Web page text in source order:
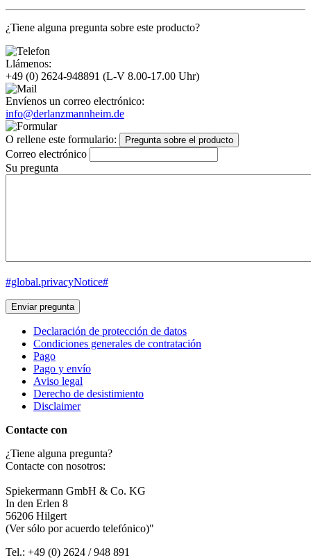
¿Tiene alguna pregunta sobre este producto?
Llámenos:
+49 (0) 2624-948891 (L-V 8.00-17.00 Uhr)
Envíenos un correo electrónico:
info@derlanzmannheim.de
O rellene este formulario: Pregunta sobre el producto
Correo electrónico
Su pregunta
#global.privacyNotice#
Enviar pregunta
Declaración de protección de datos
Condiciones generales de contratación
Pago
Pago y envío
Aviso legal
Derecho de desistimiento
Disclaimer
Contacte con
¿Tiene alguna pregunta?
Contacte con nosotros:
Spiekermann GmbH & Co. KG
In den Erlen 8
56206 Hilgert
(Ver sólo por acuerdo telefónico)"
Tel.: +49 (0) 2624 / 948 891